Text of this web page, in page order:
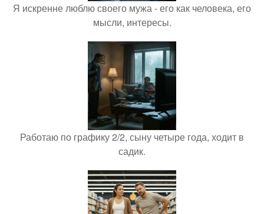
Я искренне люблю своего мужа - его как человека, его
мысли, интересы.
Работаю по графику 2/2, сыну четыре года, ходит в
садик.